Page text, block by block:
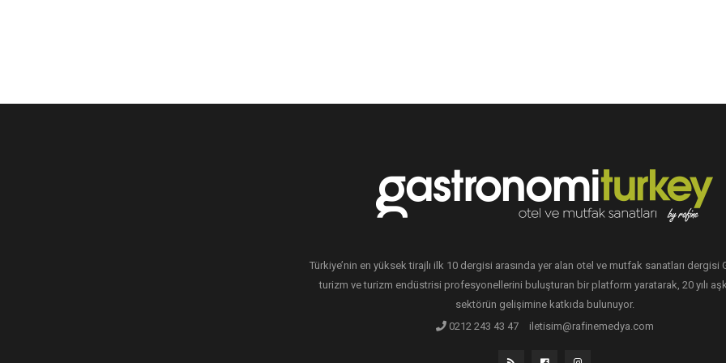
Türkiye’nin en yüksek tirajlı ilk 10 dergisi arasında yer alan otel ve mutfak sanatları dergisi
turizm ve turizm endüstrisi profesyonellerini buluşturan bir platform yaratarak, 20 yılı
sektörün gelişimine katkıda bulunuyor.
0212 243 43 47
iletisim@rafinemedya.com